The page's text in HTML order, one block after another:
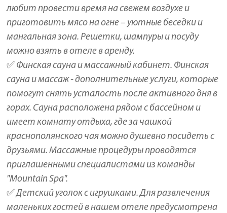
любит провести время на свежем воздухе и
приготовить мясо на огне – уютные беседки и
мангальная зона. Решетки, шампуры и посуду
можно взять в отеле в аренду.
✅ Финская сауна и массажный кабинет. Финская
сауна и массаж - дополнительные услуги, которые
помогут снять усталость после активного дня в
горах. Сауна расположена рядом с бассейном и
имеет комнату отдыха, где за чашкой
краснополянского чая можно душевно посидеть с
друзьями. Массажные процедуры проводятся
приглашенными специалистами из команды
"Mountain Spa".
✅ Детский уголок с игрушками. Для развлечения
маленьких гостей в нашем отеле предусмотрена